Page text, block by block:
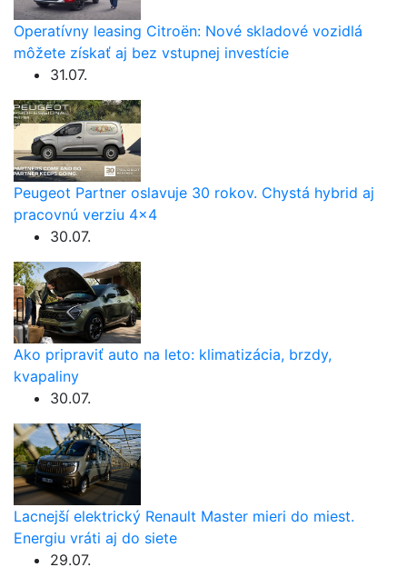
Operatívny leasing Citroën: Nové skladové vozidlá
môžete získať aj bez vstupnej investície
31.07.
Peugeot Partner oslavuje 30 rokov. Chystá hybrid aj
pracovnú verziu 4×4
30.07.
Ako pripraviť auto na leto: klimatizácia, brzdy,
kvapaliny
30.07.
Lacnejší elektrický Renault Master mieri do miest.
Energiu vráti aj do siete
29.07.